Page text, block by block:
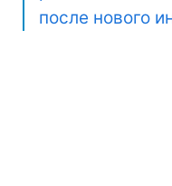
после нового